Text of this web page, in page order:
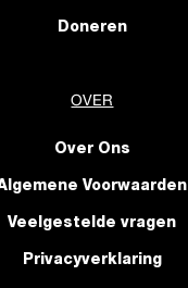
Doneren
OVER
Over Ons
Voorwaarden
Veelgestelde vragen
Privacyverklaring